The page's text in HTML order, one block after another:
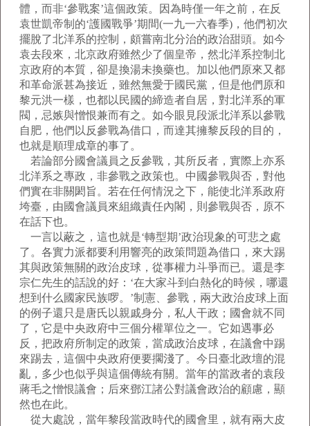
體，而非‘參戰案’這個政策。因為時僅一年之前，在反
袁世凱帝制的‘護國戰爭’期間(一九一六春季)，他們初次
擺脫了北洋系的控制，頗嘗南北分治的政治甜頭。如今
袁去段來，北京政府雖然少了個皇帝，然北洋系控制北
京政府的本質，卻是換湯未換藥也。加以他們原來又都
和革命派甚為接近，雖然無愛于國民黨，但是他們原和
黎元洪一樣，也都以民國的締造者自居，對北洋系的軍
閥，忌嫉與憎恨兼而有之。如今眼見段派北洋系以參戰
自肥，他們以反參戰為借口，而達其擁黎反段的目的，
也就是順理成章的事了。
若論部分國會議員之反參戰，其所反者，實際上亦系
北洋系之專政，非參戰之政策也。中國參戰與否，對他
們實在非關閎旨。若在任何情況之下，能使北洋系政府
垮臺，由國會議員來組織責任內閣，則參戰與否，原不
在話下也。
一言以蔽之，這也就是‘轉型期’政治現象的可悲之處
了。各實力派都要利用響亮的政策問題為借口，來大踢
其與政策無關的政治皮球，從事權力斗爭而已。還是李
宗仁先生的話說的好：‘在大家斗到白熱化的時候，哪還
想到什么國家民族啰。’制憲、參戰，兩大政治皮球上面
的例子還只是唐氏以親戚身分，私人干政；國會就不同
了，它是中央政府中三個分權單位之一。它如遇事必
反，把政府所制定的政策，當成政治皮球，在議會中踢
來踢去，這個中央政府便要擱淺了。今日臺北政壇的混
亂，多少也似乎與這個傳統有關。當年的當政者的袁段
蔣毛之憎恨議會；后來鄧江諸公對議會政治的顧慮，顯
然也在此。
從大處說，當年黎段當政時代的國會里，就有兩大皮